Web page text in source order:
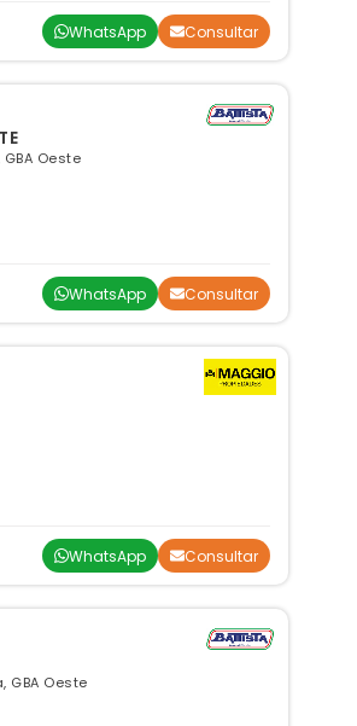
WhatsApp Consultar
Oeste
WhatsApp Consultar
WhatsApp Consultar
GBA Oeste